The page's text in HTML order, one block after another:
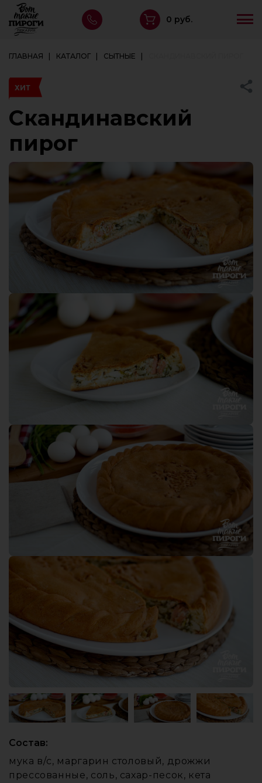
0 руб.
ГЛАВНАЯ КАТАЛОГ СЫТНЫЕ
ХИТ
Скандинавский
пирог
Состав:
мука в/с, маргарин столовый, дрожжи
прессованные, соль, сахар-песок, кета